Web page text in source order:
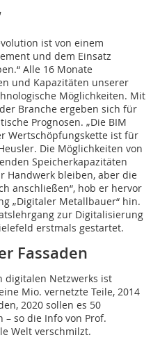
ist von einem
und dem Einsatz
Alle 16 Monate
und Kapazitäten unserer
Möglichkeiten. Mit
Branche ergeben sich für
Prognosen. „Die BIM
Wertschöpfungskette ist für
Die Möglichkeiten von
Speicherkapazitäten
Handwerk bleiben, aber die
anschließen“, hob er hervor
„Digitaler Metallbauer“ hin.
zur Digitalisierung
erstmals gestartet.
Fassaden
digitalen Netzwerks ist
Mio. vernetzte Teile, 2014
2020 sollen es 50
so die Info von Prof.
Welt verschmilzt.